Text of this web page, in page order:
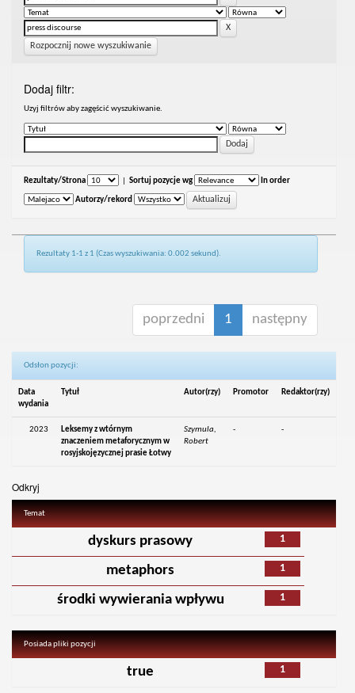
Rozpocznij nowe wyszukiwanie
Dodaj filtr:
Uzyj filtrów aby zagęścić wyszukiwanie.
Rezultaty/Strona Sortuj pozycje wg In order
Autorzy/rekord
Rezultaty 1-1 z 1 (Czas wyszukiwania: 0.002 sekund).
poprzedni 1 następny
Odsłon pozycji:
Data
wydania
Tytuł Autor(rzy) Promotor Redaktor(rzy)
2023
Leksemy z wtórnym
znaczeniem metaforycznym w
rosyjskojęzycznej prasie Łotwy
Szymula,
Robert
- -
Odkryj
Temat
1
dyskurs prasowy
1
metaphors
1
środki wywierania wpływu
Posiada pliki pozycji
1
true